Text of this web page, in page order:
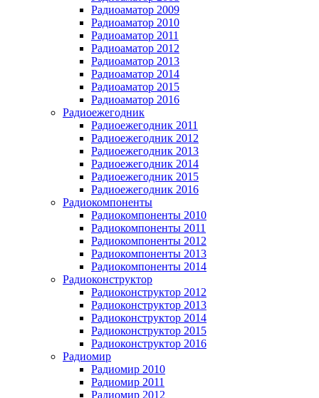
Радиоаматор 2009
Радиоаматор 2010
Радиоаматор 2011
Радиоаматор 2012
Радиоаматор 2013
Радиоаматор 2014
Радиоаматор 2015
Радиоаматор 2016
Радиоежегодник
Радиоежегодник 2011
Радиоежегодник 2012
Радиоежегодник 2013
Радиоежегодник 2014
Радиоежегодник 2015
Радиоежегодник 2016
Радиокомпоненты
Радиокомпоненты 2010
Радиокомпоненты 2011
Радиокомпоненты 2012
Радиокомпоненты 2013
Радиокомпоненты 2014
Радиоконструктор
Радиоконструктор 2012
Радиоконструктор 2013
Радиоконструктор 2014
Радиоконструктор 2015
Радиоконструктор 2016
Радиомир
Радиомир 2010
Радиомир 2011
Радиомир 2012